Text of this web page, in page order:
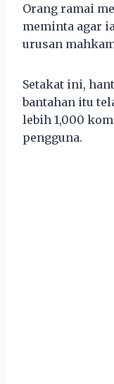
Orang ramai
meminta agar
urusan
Setakat ini,
bantahan itu
lebih 1,000
pengguna.